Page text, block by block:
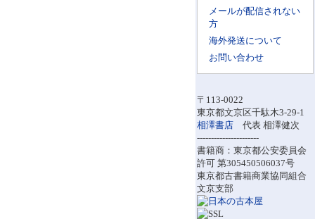
メールが配信されない
方
海外発送について
お問い合わせ
〒113-0022
東京都文京区千駄木3-29-1
相澤書店 代表 相澤健次
----------------------
書籍商：東京都公安委員会
許可 第305450506037号
東京都古書籍商業協同組合
文京支部